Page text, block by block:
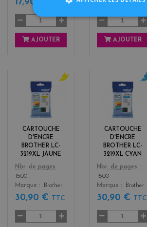
17,90 €
AJOUTER
24,90 €TTC
AJOUTER
CARTOUCHE
D'ENCRE
BROTHER LC-
3219XL JAUNE
Color
o
Nbr. de pages
1500
Marque
Brother
30,90 € TTC
CARTOUCHE
D'ENCRE
BROTHER LC-
3219XL CYAN
Color
Nbr. de pages
1500
Marque
Brother
30,90 € TTC